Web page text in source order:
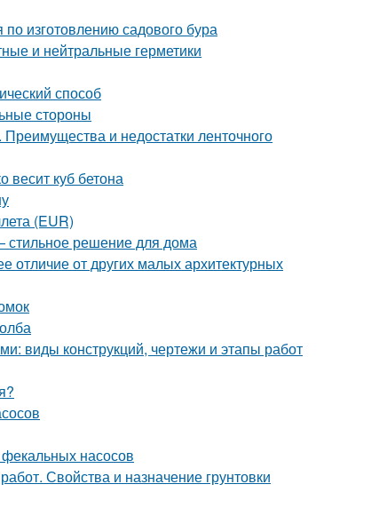
изготовлению садового бура
и нейтральные герметики
способ
стороны
и недостатки ленточного
весит куб бетона
(EUR)
стильное решение для дома
отличие от других малых архитектурных
виды конструкций, чертежи и этапы работ
насосов
Свойства и назначение грунтовки